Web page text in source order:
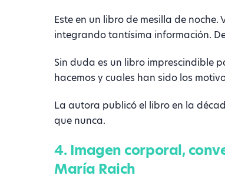
Este en un libro de mesilla de
integrando tantísima información.
Sin duda es un libro imprescindible
hacemos y cuales han sido los
La autora publicó el libro en la
que nunca.
4. Imagen corporal,
María Raich